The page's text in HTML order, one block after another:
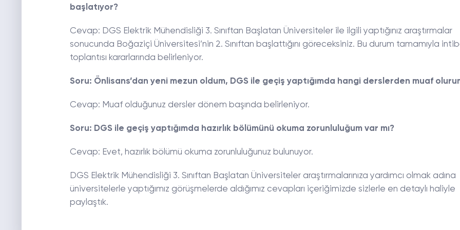
başlatıyor?
Cevap: DGS Elektrik Mühendisliği 3. Sınıftan Başlatan Üniversiteler ile ilgili yaptığınız araştırmalar
sonucunda Boğaziçi Üniversitesi’nin 2. Sınıftan başlattığını göreceksiniz. Bu durum tamamıyla
toplantısı kararlarında belirleniyor.
Soru: Önlisans’dan yeni mezun oldum, DGS ile geçiş yaptığımda hangi derslerden muaf
Cevap: Muaf olduğunuz dersler dönem başında belirleniyor.
Soru: DGS ile geçiş yaptığımda hazırlık bölümünü okuma zorunluluğum var mı?
Cevap: Evet, hazırlık bölümü okuma zorunluluğunuz bulunuyor.
DGS Elektrik Mühendisliği 3. Sınıftan Başlatan Üniversiteler araştırmalarınıza yardımcı olmak adına
üniversitelerle yaptığımız görüşmelerde aldığımız cevapları içeriğimizde sizlerle en detaylı haliyle
paylaştık.